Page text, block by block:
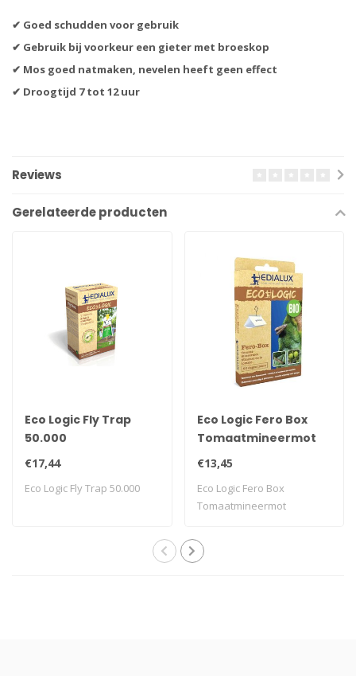
✔ Goed schudden voor gebruik
✔ Gebruik bij voorkeur een gieter met broeskop
✔ Mos goed natmaken, nevelen heeft geen effect
✔ Droogtijd 7 tot 12 uur
Reviews
Gerelateerde producten
Eco Logic Fly Trap
50.000
€17,44
Eco Logic Fly Trap 50.000
Eco Logic Fero Box
Tomaatmineermot
€13,45
Eco Logic Fero Box
Tomaatmineermot